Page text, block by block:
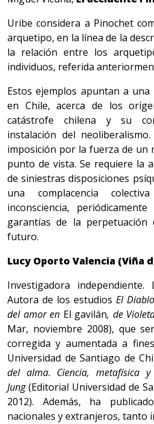
Uribe considera a Pinochet
arquetipo, en la línea de la
la relación entre los
individuos, referida
Estos ejemplos apuntan a
en Chile, acerca de los
catástrofe chilena y su
instalación del
imposición por la fuerza de un
punto de vista. Se requiere la
de siniestras disposiciones
una complacencia
inconsciencia,
garantías de la
futuro.
Lucy Oporto Valencia (Viña
Investigadora independiente.
Autora de los estudios El
del amor en El gavilán, de
Mar, noviembre 2008), que
corregida y aumentada a
Universidad de Santiago de
del alma. Ciencia, metafísica
Jung(Editorial Universidad de
2012). Además, ha
nacionales y extranjeros, tanto